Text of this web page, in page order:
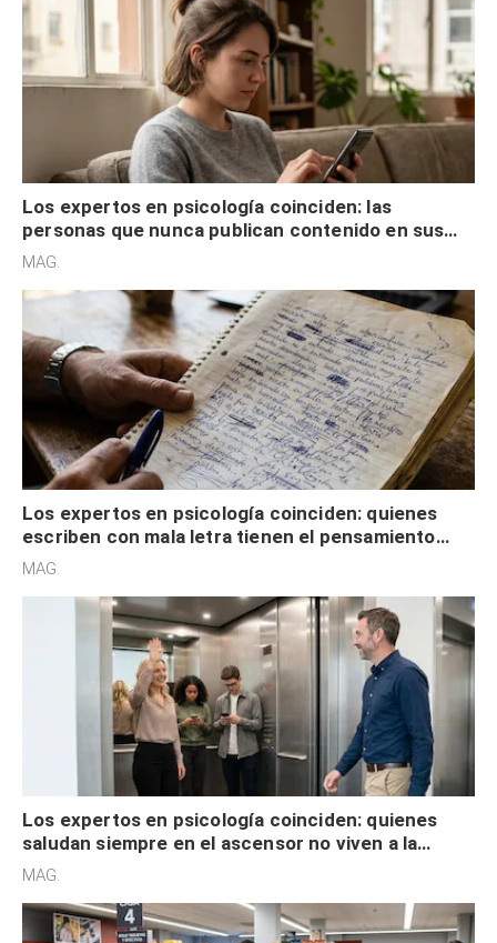
Los expertos en psicología coinciden: las
personas que nunca publican contenido en sus
redes sociales no pretenden buscar validación
MAG.
Los expertos en psicología coinciden: quienes
escriben con mala letra tienen el pensamiento
acelerado y no lo hacen por desinterés
MAG.
Los expertos en psicología coinciden: quienes
saludan siempre en el ascensor no viven a la
defensiva y tienen apertura social
MAG.